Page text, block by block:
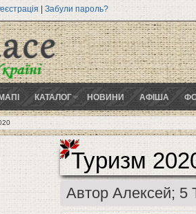
|Забули пароль?
КАТАЛОГ НОВИНИ АФІША
Туризм
Автор Алексей; 5